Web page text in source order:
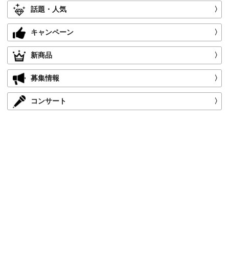
話題・人気 〉
キャンペーン 〉
新商品 〉
募集情報 〉
コンサート 〉